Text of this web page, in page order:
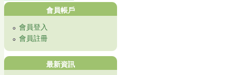
會員帳戶
會員登入
會員註冊
最新資訊